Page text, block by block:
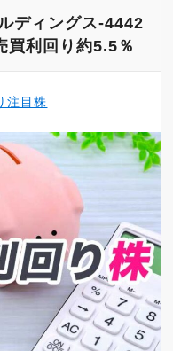
ディングス-4442
買利回り約5.5％
注目株